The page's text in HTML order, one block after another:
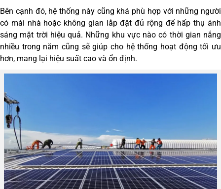
Bên cạnh đó, hệ thống này cũng khá phù hợp với những người
có mái nhà hoặc không gian lắp đặt đủ rộng để hấp thụ ánh
sáng mặt trời hiệu quả. Những khu vực nào có thời gian nắng
nhiều trong năm cũng sẽ giúp cho hệ thống hoạt động tối ưu
hơn, mang lại hiệu suất cao và ổn định.